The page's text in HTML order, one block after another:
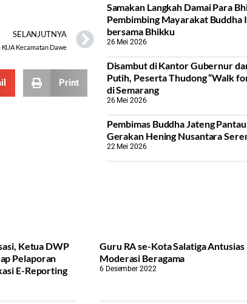
SELANJUTNYA
Kecamatan Dawe
Print
Samakan Langkah Damai Para
Pembimbing Mayarakat Buddha
bersama Bhikku
26 Mei 2026
Disambut di Kantor Gubernur
Putih, Peserta Thudong “Walk
di Semarang
26 Mei 2026
‎Pembimas Buddha Jateng
Gerakan Hening Nusantara
22 Mei 2026
Ketua DWP
Pelaporan
E-Reporting
Guru RA se-Kota Salatiga
Moderasi Beragama
6 Desember 2022